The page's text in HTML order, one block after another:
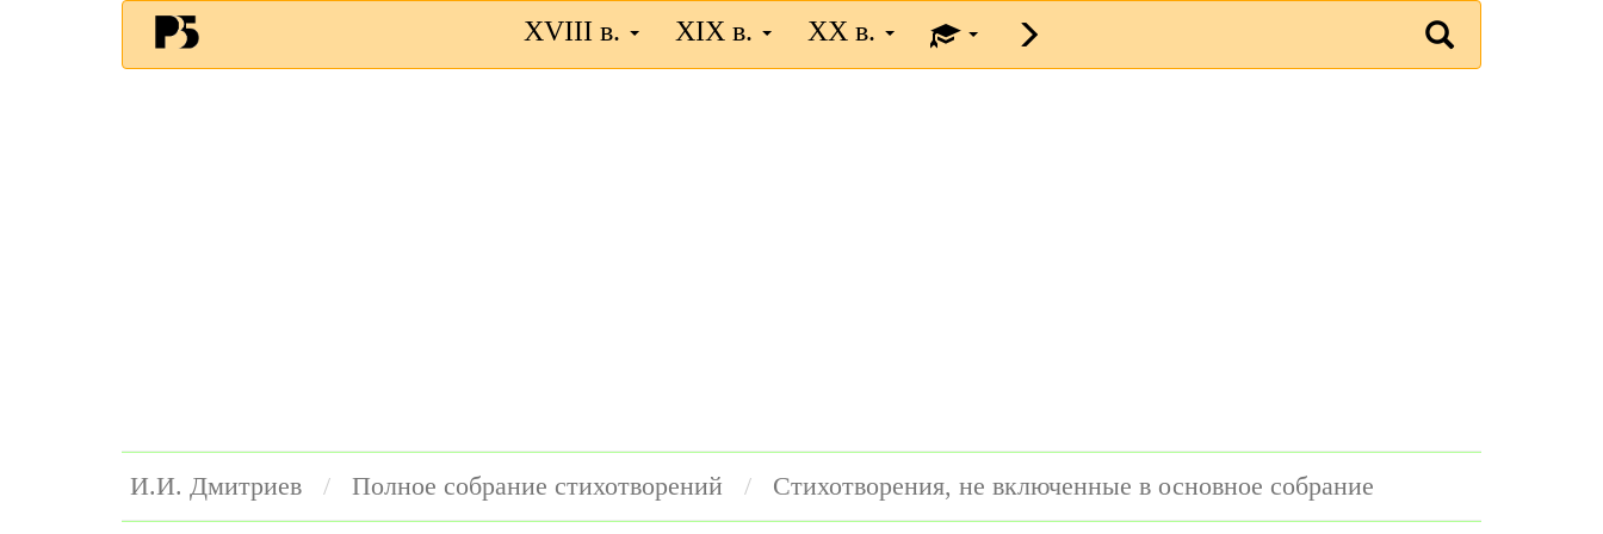
XVIII в. XIX в. XX в.
И.И. Дмитриев Полное собрание стихотворений Стихотворения, не включенные в основное собрание